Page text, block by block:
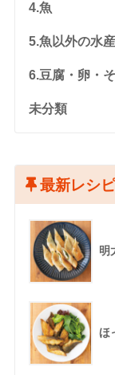
4.魚
5.魚以外の水
6.豆腐・卵・
未分類
最新レシピ
明
ほ